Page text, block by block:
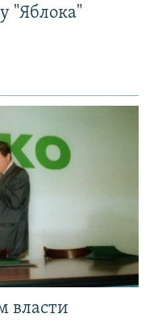
"Яблока"
власти